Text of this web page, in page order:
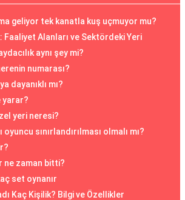
geliyor tek kanatla kuş uçmuyor mu?
Faaliyet Alanları ve Sektördeki Yeri
aynı şey mi?
numarası?
dayanıklı mı?
yarar?
yeri neresi?
sınırlandırılması olmalı mı?
ne zaman bitti?
set oynanır
Kaç Kişilik? Bilgi ve Özellikler